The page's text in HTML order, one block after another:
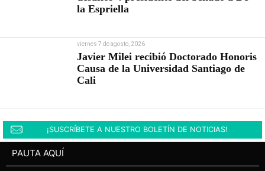
la Espriella
viernes 7 de agosto, 2026
Javier Milei recibió Doctorado Honoris
Causa de la Universidad Santiago de
Cali
¡SUSCRÍBETE A NUESTRO BOLETÍN DE NOTICIAS!
PAUTA AQUÍ